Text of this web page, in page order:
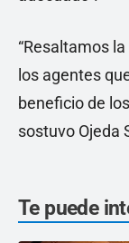
“Resaltamos
los agentes
beneficio de
sostuvo Ojeda
Te puede